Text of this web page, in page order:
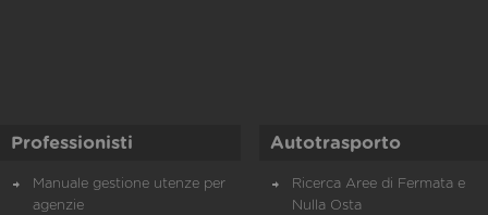
Professionisti
Manuale gestione utenze per
agenzie
Autotrasporto
Ricerca Aree di Fermata e
Nulla Osta